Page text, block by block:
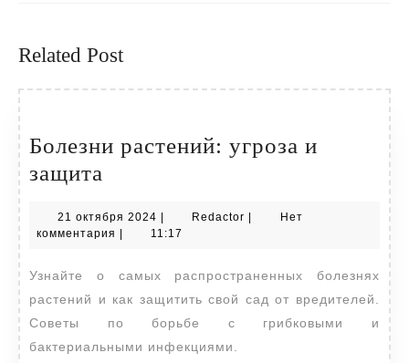
Related Post
Болезни растений: угроза и
защита
угроза
защита
21 октября 2024 21
октября
Redactor Redactor
Нет
комментария
11:17
Узнайте о самых распространенных болезнях
растений и как защитить свой сад от вредителей.
Советы по борьбе с грибковыми и
бактериальными инфекциями.